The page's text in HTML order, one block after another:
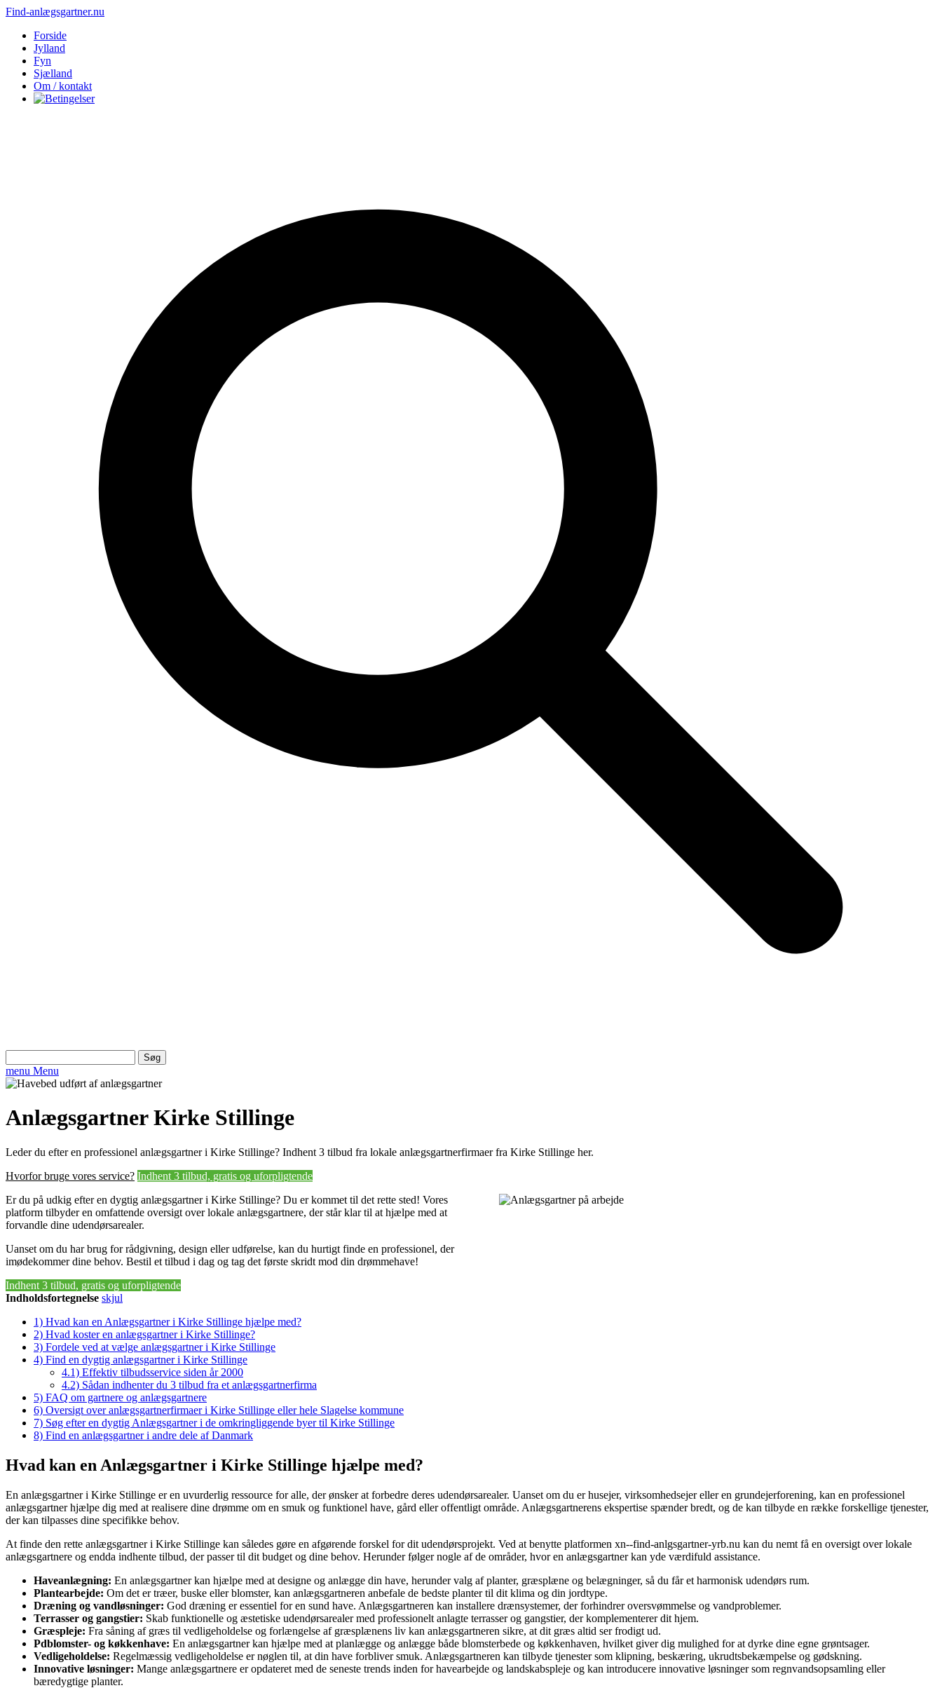
Find-anlægsgartner.nu
Forside
Jylland
Fyn
Sjælland
Om / kontakt
efter:
menu Menu
Anlægsgartner Kirke Stillinge
Leder du efter en professionel anlægsgartner i Kirke Stillinge? Indhent 3 tilbud fra lokale anlægsgartnerfirmaer fra Kirke Stillinge her.
Hvorfor bruge vores service? Indhent 3 tilbud, gratis og uforpligtende
Er du på udkig efter en dygtig anlægsgartner i Kirke Stillinge? Du er kommet til det rette sted! Vores
platform tilbyder en omfattende oversigt over lokale anlægsgartnere, der står klar til at hjælpe med at
forvandle dine udendørsarealer.
Uanset om du har brug for rådgivning, design eller udførelse, kan du hurtigt finde en professionel, der
imødekommer dine behov. Bestil et tilbud i dag og tag det første skridt mod din drømmehave!
Indhent 3 tilbud, gratis og uforpligtende
Indholdsfortegnelse skjul
1) Hvad kan en Anlægsgartner i Kirke Stillinge hjælpe med?
2) Hvad koster en anlægsgartner i Kirke Stillinge?
3) Fordele ved at vælge anlægsgartner i Kirke Stillinge
4) Find en dygtig anlægsgartner i Kirke Stillinge
4.1) Effektiv tilbudsservice siden år 2000
4.2) Sådan indhenter du 3 tilbud fra et anlægsgartnerfirma
5) FAQ om gartnere og anlægsgartnere
6) Oversigt over anlægsgartnerfirmaer i Kirke Stillinge eller hele Slagelse kommune
7) Søg efter en dygtig Anlægsgartner i de omkringliggende byer til Kirke Stillinge
8) Find en anlægsgartner i andre dele af Danmark
Hvad kan en Anlægsgartner i Kirke Stillinge hjælpe med?
En anlægsgartner i Kirke Stillinge er en uvurderlig ressource for alle, der ønsker at forbedre deres udendørsarealer. Uanset om du er husejer, virksomhedsejer eller en grundejerforening, kan en professionel
anlægsgartner hjælpe dig med at realisere dine drømme om en smuk og funktionel have, gård eller offentligt område. Anlægsgartnerens ekspertise spænder bredt, og de kan tilbyde en række forskellige tjenester,
der kan tilpasses dine specifikke behov.
At finde den rette anlægsgartner i Kirke Stillinge kan således gøre en afgørende forskel for dit udendørsprojekt. Ved at benytte platformen xn--find-anlgsgartner-yrb.nu kan du nemt få en oversigt over lokale
anlægsgartnere og endda indhente tilbud, der passer til dit budget og dine behov. Herunder følger nogle af de områder, hvor en anlægsgartner kan yde værdifuld assistance.
Haveanlægning: En anlægsgartner kan hjælpe med at designe og anlægge din have, herunder valg af planter, græsplæne og belægninger, så du får et harmonisk udendørs rum.
Plantearbejde: Om det er træer, buske eller blomster, kan anlægsgartneren anbefale de bedste planter til dit klima og din jordtype.
Dræning og vandløsninger: God dræning er essentiel for en sund have. Anlægsgartneren kan installere drænsystemer, der forhindrer oversvømmelse og vandproblemer.
Terrasser og gangstier: Skab funktionelle og æstetiske udendørsarealer med professionelt anlagte terrasser og gangstier, der komplementerer dit hjem.
Græspleje: Fra såning af græs til vedligeholdelse og forlængelse af græsplænens liv kan anlægsgartneren sikre, at dit græs altid ser frodigt ud.
Pdblomster- og køkkenhave: En anlægsgartner kan hjælpe med at planlægge og anlægge både blomsterbede og køkkenhaven, hvilket giver dig mulighed for at dyrke dine egne grøntsager.
Vedligeholdelse: Regelmæssig vedligeholdelse er nøglen til, at din have forbliver smuk. Anlægsgartneren kan tilbyde tjenester som klipning, beskæring, ukrudtsbekæmpelse og gødskning.
Innovative løsninger: Mange anlægsgartnere er opdateret med de seneste trends inden for havearbejde og landskabspleje og kan introducere innovative løsninger som regnvandsopsamling eller
bæredygtige planter.